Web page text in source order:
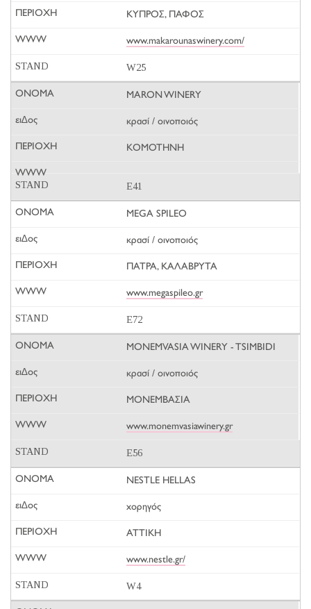
ΚΥΠΡΟΣ, ΠΑΦΟΣ
www.makarounaswinery.com/
W25
MARON WINERY
κρασί / οινοποιός
ΚΟΜΟΤΗΝΗ
E41
MEGA SPILEO
κρασί / οινοποιός
ΠΑΤΡΑ, ΚΑΛΑΒΡΥΤΑ
www.megaspileo.gr
E72
MONEMVASIA WINERY - TSIMBIDI
κρασί / οινοποιός
ΜΟΝΕΜΒΑΣΙΑ
www.monemvasiawinery.gr
E56
NESTLE HELLAS
χορηγός
ΑΤΤΙΚΗ
www.nestle.gr/
W4